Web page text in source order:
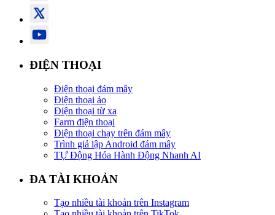
ĐIỆN THOẠI
Điện thoại đám mây
Điện thoại ảo
Điện thoại từ xa
Farm điện thoại
Điện thoại chạy trên đám mây
Trình giả lập Android đám mây
TỰ Động Hóa Hành Động Nhanh AI
ĐA TÀI KHOẢN
Tạo nhiều tài khoản trên Instagram